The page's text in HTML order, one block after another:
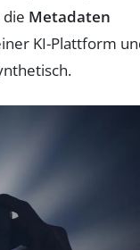
Metadaten
KI-Plattform